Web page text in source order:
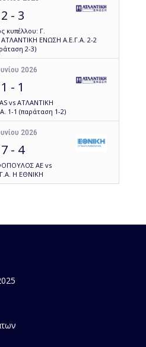
2 - 3
κυπέλλου: Γ.
ΕΝΩΣΗ Α.Ε.Γ.Α. 2-2
2-3)
2026
1 - 1
vs ΑΤΛΑΝΤΙΚΗ
1-1 (παράταση 1-2)
2026
7 - 4
ΑΕ vs
Η ΕΘΝΙΚΗ